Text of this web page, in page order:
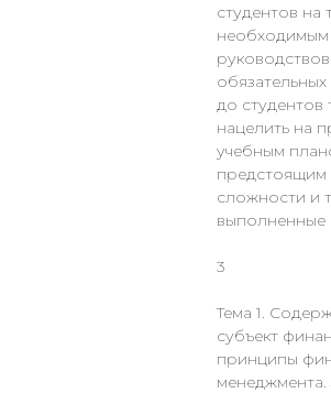
студентов на
необходимым
до студентов
нацелить на
учебным
предстоящим
сложности и
выполненные
3
Тема 1.
субъект
принципы
менеджмента.